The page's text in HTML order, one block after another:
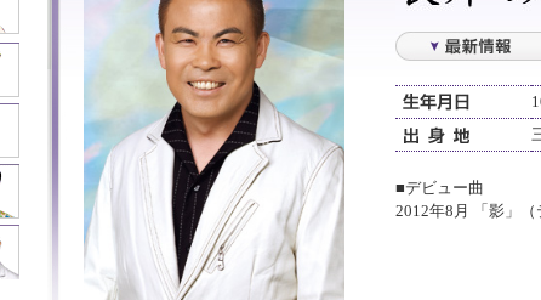
■デビュー曲
2012年8月 「影」（